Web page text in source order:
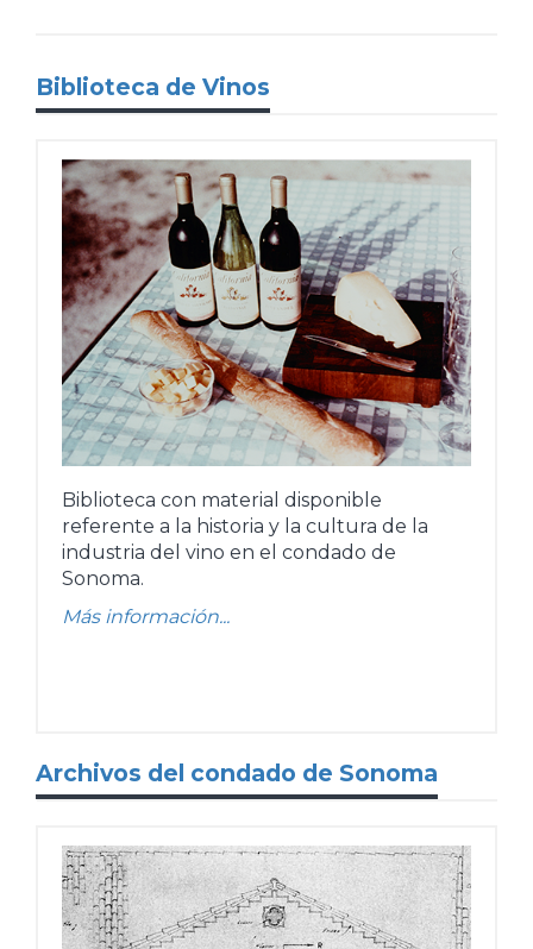
Biblioteca de Vinos
Biblioteca con material disponible
referente a la historia y la cultura de la
industria del vino en el condado de
Sonoma.
Más información...
Archivos del condado de Sonoma